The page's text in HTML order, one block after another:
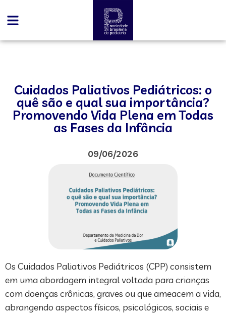
Cuidados Paliativos Pediátricos: o
quê são e qual sua importância?
Promovendo Vida Plena em Todas
as Fases da Infância
09/06/2026
Os Cuidados Paliativos Pediátricos (CPP) consistem
em uma abordagem integral voltada para crianças
com doenças crônicas, graves ou que ameacem a vida,
abrangendo aspectos físicos, psicológicos, sociais e